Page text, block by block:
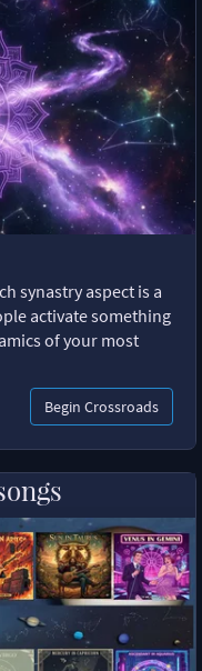
synastry aspect is a
activate something
of your most
Begin Crossroads